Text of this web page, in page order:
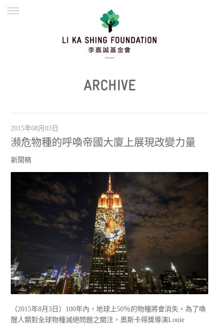
繁體
ARCHIVE
2015年08月03日
瀕危物種的呼喚帝國大廈上展現改變力量
新聞稿
（2015年8月3日）100年內，地球上50％的物種將會消失。為了喚
醒人類對全球物種滅絕問題之關注，奧斯卡得獎導演Louie